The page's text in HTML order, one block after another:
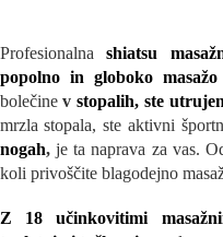
Profesionalnashiatsu
popolno in globoko
bolečinevstopalih, ste
mrzla stopala, ste aktivni
nogah, je ta naprava za vas.
koli privoščite blagodejno
Z 18 učinkovitimi